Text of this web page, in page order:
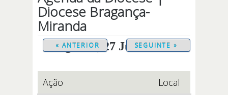
Diocese Bragança-
Miranda
Segunda, 27 Julho 2026
« ANTERIOR SEGUINTE »
Ação Local